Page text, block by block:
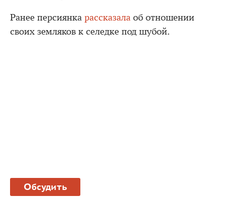
Ранее персиянка рассказала об отношении
своих земляков к селедке под шубой.
Обсудить